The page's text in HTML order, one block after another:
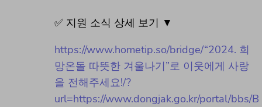
✅ 지원 소식 상세 보기 ▼
https://www.hometip.so/bridge/“2024. 희
망온돌 따뜻한 겨울나기”로 이웃에게 사랑
을 전해주세요!/?
url=https://www.dongjak.go.kr/portal/bbs/B